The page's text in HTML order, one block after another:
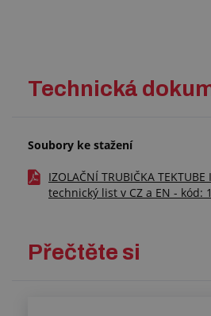
Technická
Soubory ke stažení
IZOLAČNÍ TRUBIČKA
technický list v CZ a EN - kód:
Přečtěte si